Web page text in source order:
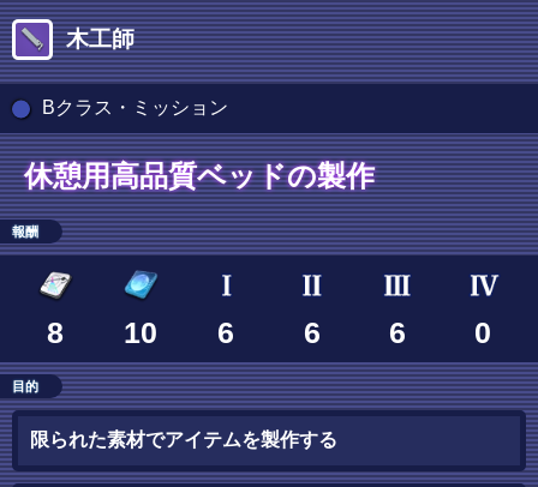
木工師
Bクラス・ミッション
休憩用高品質ベッドの製作
報酬
8 10 6 6 6 0
目的
限られた素材でアイテムを製作する